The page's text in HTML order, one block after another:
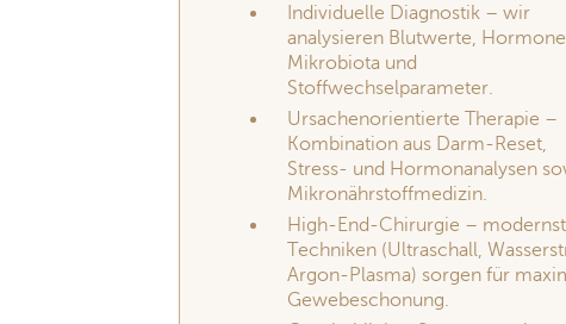
Individuelle Diagnostik – wir
analysieren Blutwerte,
Mikrobiota und
Stoffwechselparameter.
Ursachenorientierte Therapie –
Kombination aus Darm-Reset,
Stress- und Hormonanalysen
Mikronährstoffmedizin.
High-End-Chirurgie –
Techniken (Ultraschall,
Argon-Plasma) sorgen für
Gewebeschonung.